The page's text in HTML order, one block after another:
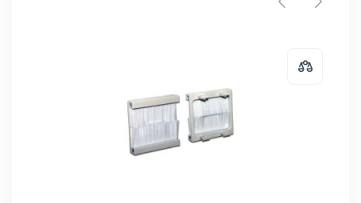
комплект ЦМО КМ-1, (50шт.), КМ-1-50Открыть товар: Щеточный ввод